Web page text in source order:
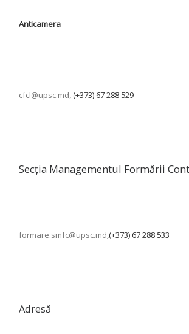
Anticamera
cfcl@upsc.md, (+373) 67 288 529
Secția Managementul Formării
formare.smfc@upsc.md,(+373) 67 288 533
Adresă